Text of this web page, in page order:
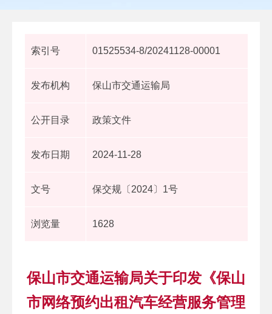
索引号 01525534-8/20241128-00001
发布机构 保山市交通运输局
公开目录 政策文件
发布日期 2024-11-28
文号 保交规〔2024〕1号
浏览量 1628
保山市交通运输局关于印发《保山
市网络预约出租汽车经营服务管理